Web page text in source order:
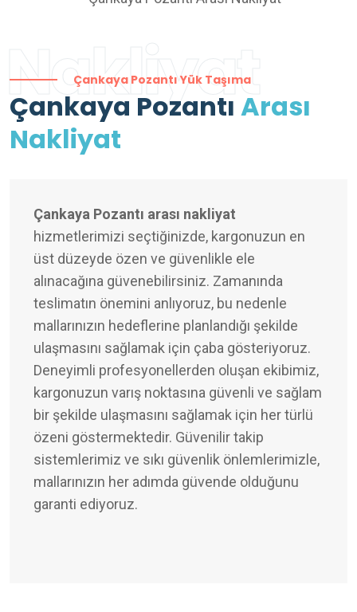
Nakliyat
Çankaya Pozantı Yük Taşıma
Çankaya Pozantı Arası
Nakliyat
Çankaya Pozantı arası nakliyat
hizmetlerimizi seçtiğinizde, kargonuzun en
üst düzeyde özen ve güvenlikle ele
alınacağına güvenebilirsiniz. Zamanında
teslimatın önemini anlıyoruz, bu nedenle
mallarınızın hedeflerine planlandığı şekilde
ulaşmasını sağlamak için çaba gösteriyoruz.
Deneyimli profesyonellerden oluşan ekibimiz,
kargonuzun varış noktasına güvenli ve sağlam
bir şekilde ulaşmasını sağlamak için her türlü
özeni göstermektedir. Güvenilir takip
sistemlerimiz ve sıkı güvenlik önlemlerimizle,
mallarınızın her adımda güvende olduğunu
garanti ediyoruz.